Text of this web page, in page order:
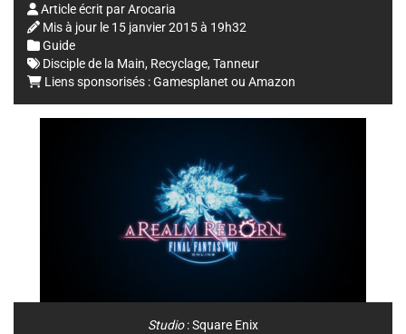
Article écrit parArocaria
Mis à jour le 15 janvier 2015 à 19h32
Guide
Disciple de la Main, Recyclage, Tanneur
Liens sponsorisés :Gamesplanet ou Amazon
Studio:Square Enix